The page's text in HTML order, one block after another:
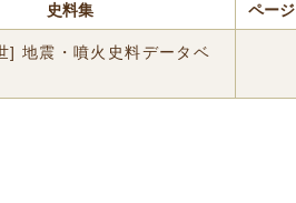
史料集 ページ
] 地震・噴火史料データベ